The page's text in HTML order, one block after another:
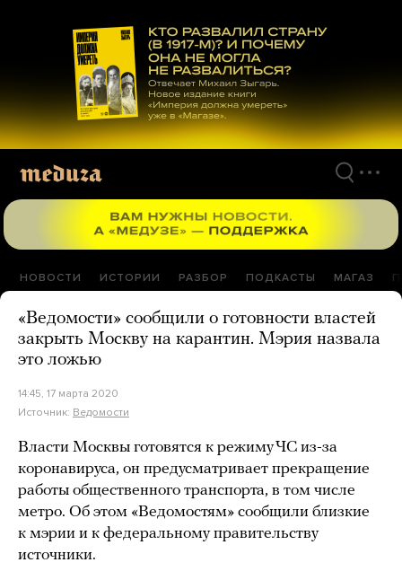
материалам
НОВОСТИ ИСТОРИИ РАЗБОР ПОДКАСТЫ МАГАЗ
«Ведомости» сообщили о готовности властей
закрыть Москву на карантин. Мэрия назвала
это ложью
14:45, 17 марта 2020
Источник: Ведомости
Власти Москвы готовятся к режиму ЧС из-за
коронавируса, он предусматривает прекращение
работы общественного транспорта, в том числе
метро. Об этом «Ведомостям» сообщили близкие
к мэрии и к федеральному правительству
источники.